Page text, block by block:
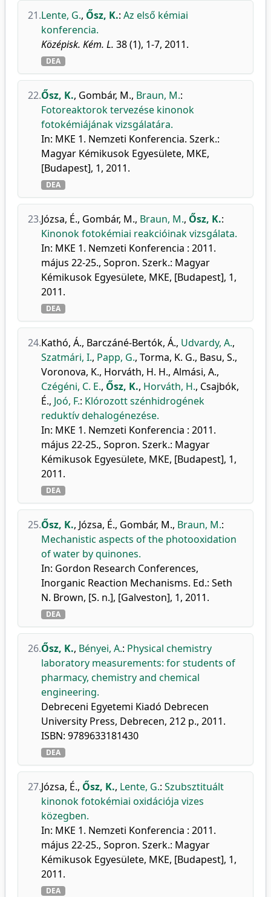
21.Lente, G., Ősz, K.: Az első kémiai
konferencia.
Középisk. Kém. L. 38 (1), 1-7, 2011.
DEA
22.Ősz, K., Gombár, M., Braun, M.:
Fotoreaktorok tervezése kinonok
fotokémiájának vizsgálatára.
In: MKE 1. Nemzeti Konferencia. Szerk.:
Magyar Kémikusok Egyesülete, MKE,
[Budapest], 1, 2011.
DEA
23.Józsa, É., Gombár, M., Braun, M., Ősz, K.:
Kinonok fotokémiai reakcióinak vizsgálata.
In: MKE 1. Nemzeti Konferencia : 2011.
május 22-25., Sopron. Szerk.: Magyar
Kémikusok Egyesülete, MKE, [Budapest], 1,
2011.
DEA
24.Kathó, Á., Barczáné-Bertók, Á., Udvardy, A.,
Szatmári, I., Papp, G., Torma, K. G., Basu, S.,
Voronova, K., Horváth, H. H., Almási, A.,
Czégéni, C. E., Ősz, K., Horváth, H., Csajbók,
É., Joó, F.: Klórozott szénhidrogének
reduktív dehalogénezése.
In: MKE 1. Nemzeti Konferencia : 2011.
május 22-25., Sopron. Szerk.: Magyar
Kémikusok Egyesülete, MKE, [Budapest], 1,
2011.
DEA
25.Ősz, K., Józsa, É., Gombár, M., Braun, M.:
Mechanistic aspects of the photooxidation
of water by quinones.
In: Gordon Research Conferences,
Inorganic Reaction Mechanisms. Ed.: Seth
N. Brown, [S. n.], [Galveston], 1, 2011.
DEA
26.Ősz, K., Bényei, A.: Physical chemistry
laboratory measurements: for students of
pharmacy, chemistry and chemical
engineering.
Debreceni Egyetemi Kiadó Debrecen
University Press, Debrecen, 212 p., 2011.
ISBN: 9789633181430
DEA
27.Józsa, É., Ősz, K., Lente, G.: Szubsztituált
kinonok fotokémiai oxidációja vizes
közegben.
In: MKE 1. Nemzeti Konferencia : 2011.
május 22-25., Sopron. Szerk.: Magyar
Kémikusok Egyesülete, MKE, [Budapest], 1,
2011.
DEA